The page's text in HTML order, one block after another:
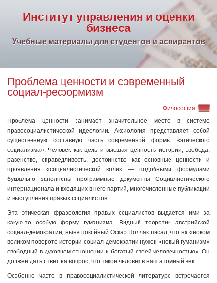
Институт управления и оценки
бизнеса
Учебные материалы для студентов и аспирантов
Проблема ценности и современный
социал-реформизм
Философия
Проблема ценности занимает значительное место в системе
правосоциалистической идеологии. Аксиология представляет собой
существенную составную часть современной формы «этического
социализма». Человек как цель и высшая ценность истории, свобода,
равенство, справедливость, достоинство как основные ценности и
проявления «социалистической воли» — подобными формулами
буквально заполнены программные документы Социалистического
интернационала и входящих в него партий, многочисленные публикации
и выступления правых социалистов.
Эта этическая фразеология правых социалистов выдается ими за
какую-то особую форму гуманизма. Видный теоретик австрийской
социал-демократии, ныне покойный Оскар Поллак писал, что на «новом
великом повороте истории социал-демократии нужен «новый гуманизм»
свободный в духовном отношении и богатый своей человечностью». Он
должен дать ответ на вопрос, что такое человек в наш атомный век.
Особенно часто в правосоциалистической литературе встречается